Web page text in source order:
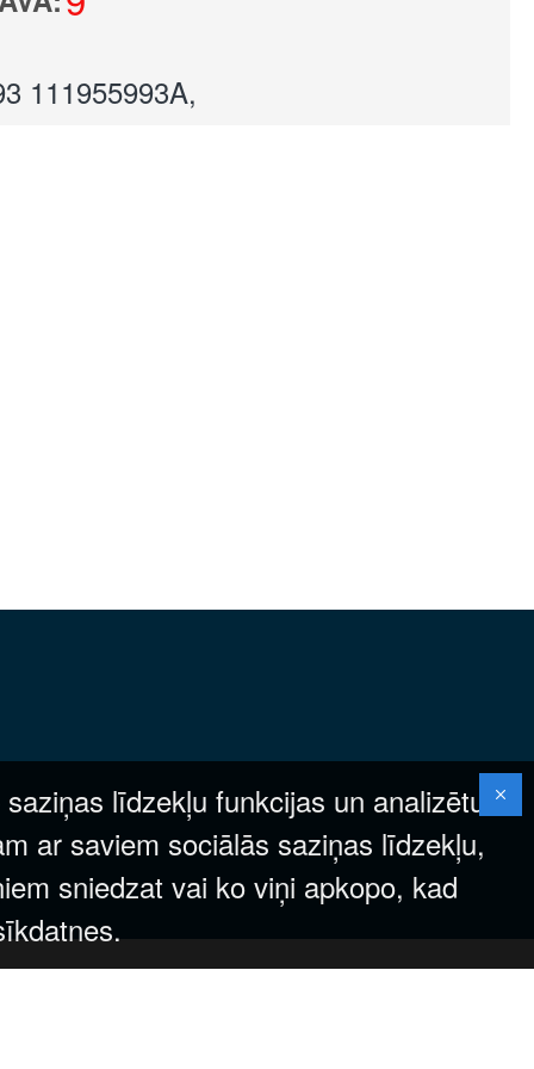
111955993A,
līdzekļu funkcijas un analizētu
ar saviem sociālās saziņas līdzekļu,
sniedzat vai ko viņi apkopo, kad